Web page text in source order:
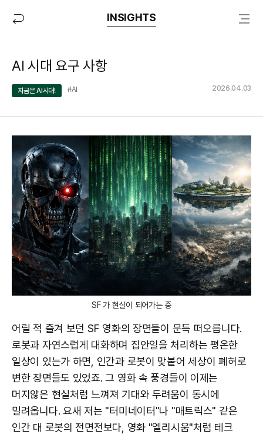
INSIGHTS
AI 시대 요구 사항
분
야
지금은 AI시대!
태
그
#AI
작
성
2026.04.03
SF 가 현실이 되어가는 중
어릴 적 즐겨 보던 SF 영화의 장면들이 문득 떠오릅니다.
로봇과 자연스럽게 대화하며 집안일을 처리하는 평온한
일상이 있는가 하면, 인간과 로봇이 맞붙어 세상이 폐허로
변한 장면들도 있었죠. 그 영화 속 풍경들이 이제는
머지않은 현실처럼 느껴져 기대와 두려움이 동시에
밀려옵니다. 요새 저는 "터미네이터"나 "매트릭스" 같은
인간 대 로봇의 전면전보다, 영화 "엘리시움"처럼 테크